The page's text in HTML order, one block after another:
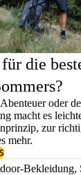
die
oder
macht es
, zur
mehr.
Bekleidung,